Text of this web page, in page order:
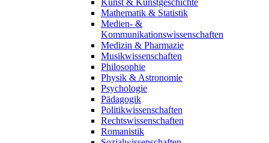
Kunst & Kunstgeschichte
Mathematik & Statistik
Medien- &
Kommunikationswissenschaften
Medizin & Pharmazie
Musikwissenschaften
Philosophie
Physik & Astronomie
Psychologie
Pädagogik
Politikwissenschaften
Rechtswissenschaften
Romanistik